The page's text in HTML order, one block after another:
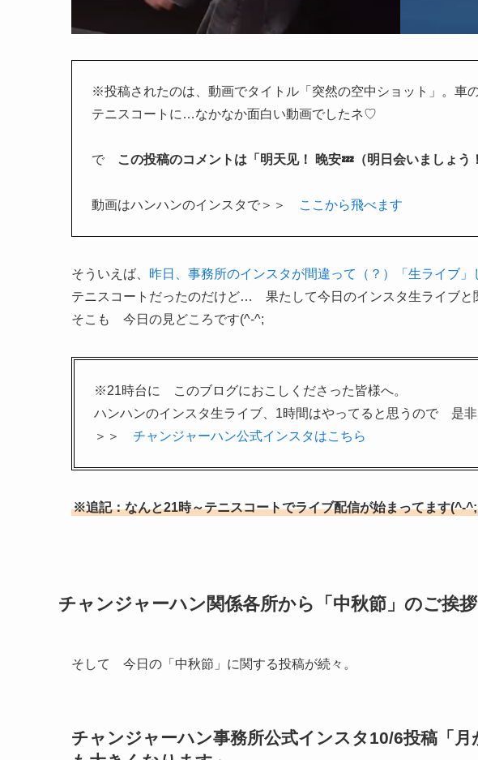
※投稿されたのは、動画でタイトル「突然の空中ショット」。車
テニスコートに…なかなか面白い動画でしたネ♡
で この投稿のコメントは「明天见！ 晚安💤（明日会いましょう
動画はハンハンのインスタで＞＞ ここから飛べます
そういえば、 昨日、事務所のインスタが間違って（？）「生ライブ」
テニスコートだったのだけど… 果たして今日のインスタ生ライブと
そこも 今日の見どころです(^-^;
※21時台に このブログにおこしくださった皆様へ。
ハンハンのインスタ生ライブ、1時間はやってると思うので 是
＞＞ チャンジャーハン公式インスタはこちら
※追記：なんと21時～テニスコートでライブ配信が始まってます(^-^;
チャンジャーハン関係各所から「中秋節」のご挨拶
そして 今日の「中秋節」に関する投稿が続々。
チャンジャーハン事務所公式インスタ10/6投稿「